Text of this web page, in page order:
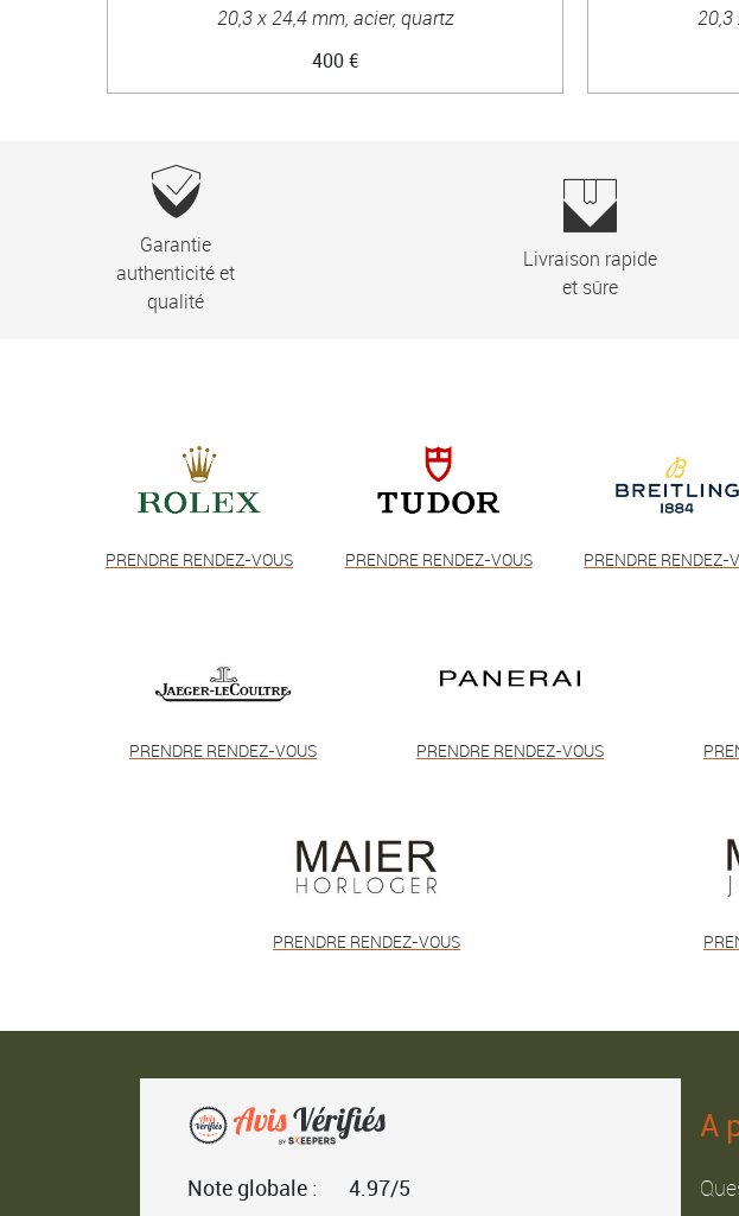
20,3 x 24,4 mm, acier, quartz
400 €
20,3
Garantie
authenticité et
qualité
Livraison rapide
et sûre
PRENDRE RENDEZ-VOUS PRENDRE RENDEZ-VOUS PRENDRE RENDEZ-
PRENDRE RENDEZ-VOUS PRENDRE RENDEZ-VOUS
PRENDRE RENDEZ-VOUS
Note globale : 4.97/5
A